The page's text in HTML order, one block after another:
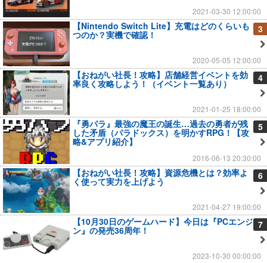
2021-03-30 12:00:00
3
【Nintendo Switch Lite】充電はどのくらいも
つのか？実機で確認！
2020-05-05 12:00:00
4
【おねがい社長！攻略】店舗経営イベントを効
率良く攻略しよう！（イベント一覧あり）
2021-01-25 18:00:00
5
『勇パラ』最強の魔王の誕生…過去の勇者が残
した矛盾（パラドックス）を明かすRPG！【攻
略&アプリ紹介】
2016-06-13 20:30:00
6
【おねがい社長！攻略】資源危機とは？効率よ
く使って実力を上げよう
2021-04-27 19:00:00
7
【10月30日のゲームハード】今日は『PCエンジ
ン』の発売36周年！
2023-10-30 00:00:00